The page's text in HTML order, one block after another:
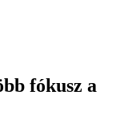
fókusz a